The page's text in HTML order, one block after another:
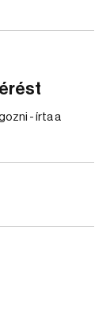
- írta a